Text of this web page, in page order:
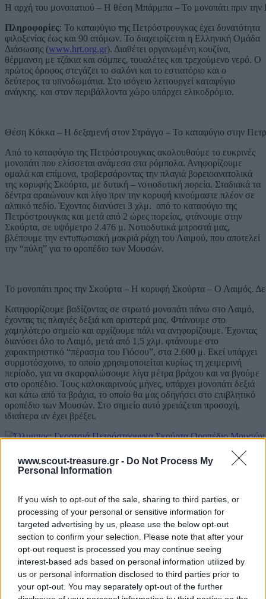
www.scout-treasure.gr - Do Not Process My
Personal Information
If you wish to opt-out of the sale, sharing to third parties, or
processing of your personal or sensitive information for
targeted advertising by us, please use the below opt-out
section to confirm your selection. Please note that after your
opt-out request is processed you may continue seeing
interest-based ads based on personal information utilized by
us or personal information disclosed to third parties prior to
your opt-out. You may separately opt-out of the further
Η αρχή του μονοπατιού – Η θέση Μπάρμπα – Το μονοπάτι πριν την
Πληροφορίες: Το καταφύγιο της Πετρόστρουγκας έχει δυνατότητα
φιλοξενίας έως και 90 ατόμων. Το διαχειρίζεται η Ελληνική Ομάδα
Διάσωσης (www.hrt.org.gr). Διαθέτει οργανωμένη κουζίνα,
θέρμανση με τζάκια και σόμπες, τουαλέτες και τρεχούμενο νερό. Ο
πρώτος όροφος στεγάζει το σαλόνι και το εστιατόριο και ο
δεύτερος τα υπνοδωμάτια. Στο ισόγειο λειτουργεί καταφύγιο
ανάγκης. και στον περιβάλλοντα χώρο υπάρχει ελικοδρόμιο.
Θέση Κόκκα – Η δεξαμενή στον Στράγγο – Το καταφύγιο στην
Από το καταφύγιο της Πετρόστρουγκας ακολουθούμε το ευκρινές
μονοπάτι που ελίσσεται ανάμεσα στα ρόμπολα. Ανηφορίζουμε
ομαλά και επίμονα, τραβερσάροντας την πλαγιά βορειοανατολικά
της κορυφής Σκούρτα, με δυτική – νοτιοδυτική πορεία. Σταδιακά τα
δέντρα αραιώνουν και λίγο πριν την κορυφή κινούμαστε πλέον σε
αλπικό πεδίο. Έχοντας διανύσει 3 χλμ. από το καταφύγιο της
Πετρόστρουγκας και μετά από 2 ώρες πορείας, φτάνουμε στην
Σκούρτα, σε υψόμετρο 2.476 μ. Νοτιοδυτικά μπροστά μας,
βλέπουμε την εντυπωσιακή μακριά ράχη του Λαιμού, που αποτελεί
την “πύλη” για το οροπέδιο των Μουσών.
Το μονοπάτι προς την Σκούρτα – Η κορυφή Σκούρτα – Ο Λαιμός.
Κατηφορίζουμε βαδίζοντας σε στρωτό μονοπάτι πάνω στο Λαιμό,
έχοντας τις πλαγιές δεξιά και αριστερά μας. Φτάνουμε στο
χαμηλότερο σημείο και αρχίζουμε πάλι να ανηφορίζουμε. Έχοντας
διανύσει όλο το Λαιμό, μετά από 1,5 χλμ. φτάνουμε στο
χαρακτηριστικό “πέρασμα του Γιόσου”, στα 2.600 μ. Εκεί υπάρχει
συρμοτόσχοινο, το οποίο χρησιμοποιείται κυρίως τη χειμερινή
περίοδο, για να σκαρφαλώσουμε λίγα μέτρα βράχου και να βγούμε
στο οροπέδιο. Τους καλοκαιρινούς μήνες, υπάρχει μονοπάτι δεξιά
και κάτω από τα βράχια, το οποίο θα μας οδηγήσει στο επιβλητικό
οροπέδιο των Μουσών. Στο σημείο αυτό χρειάζεται προσοχή,
ιδιαίτερα αν έχει βρέξει.
Ο Λαιμός από το πέρασμα του Γιόσου – Το Πέρασμα του Γιόσου –
Αμέσως μετά την είσοδο μας στο οροπέδιο, το μονοπάτι διχάζεται.
οδηγηθούμε στο καταφύγιο “Γιόσος Αποστολίδης”, ενώ αν πάμε
αριστερά, στο μικρότερο καταφύγιο “Χρήστος Κάκκαλος”.
Μπορούμε να διανυκτερεύσουμε σε κάποιο από τα δύο καταφύγια
ή σε αντίσκηνα στο οροπέδιο, αν ο καιρός το επιτρέπει και εφόσον
έχουμε επαρκή εξοπλισμό. Από την Σκούρτα μέχρι εδώ έχουμε
περπατήσει περίπου 2 ώρες. Έξω, το εμβληματικό Στεφάνι
δημιουργεί ένα μυθικό σκηνικό σπάνιας φυσικής ομορφιάς και
μεγαλοπρέπειας.